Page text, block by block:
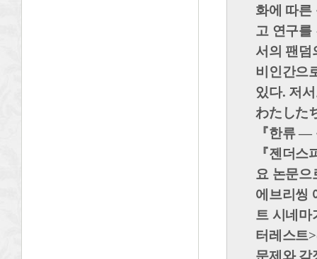
화에 따른
고 연구를
서의 팬덤
비인간으
있다. 저
わたした
『한류 ―
『젠더스
요 논문
에브리씽
트 시네
터레스트
문제와